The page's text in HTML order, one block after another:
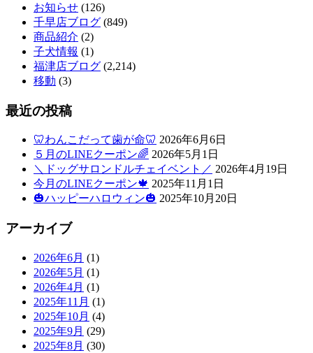
お知らせ (126)
千早店ブログ (849)
商品紹介 (2)
子犬情報 (1)
福津店ブログ (2,214)
移動 (3)
最近の投稿
🦷わんこだって歯が命🦷 2026年6月6日
５月のLINEクーポン🌈 2026年5月1日
＼ドッグサロンドルチェイベント／ 2026年4月19日
今月のLINEクーポン🍁 2025年11月1日
🎃ハッピーハロウィン🎃 2025年10月20日
アーカイブ
2026年6月 (1)
2026年5月 (1)
2026年4月 (1)
2025年11月 (1)
2025年10月 (4)
2025年9月 (29)
2025年8月 (30)